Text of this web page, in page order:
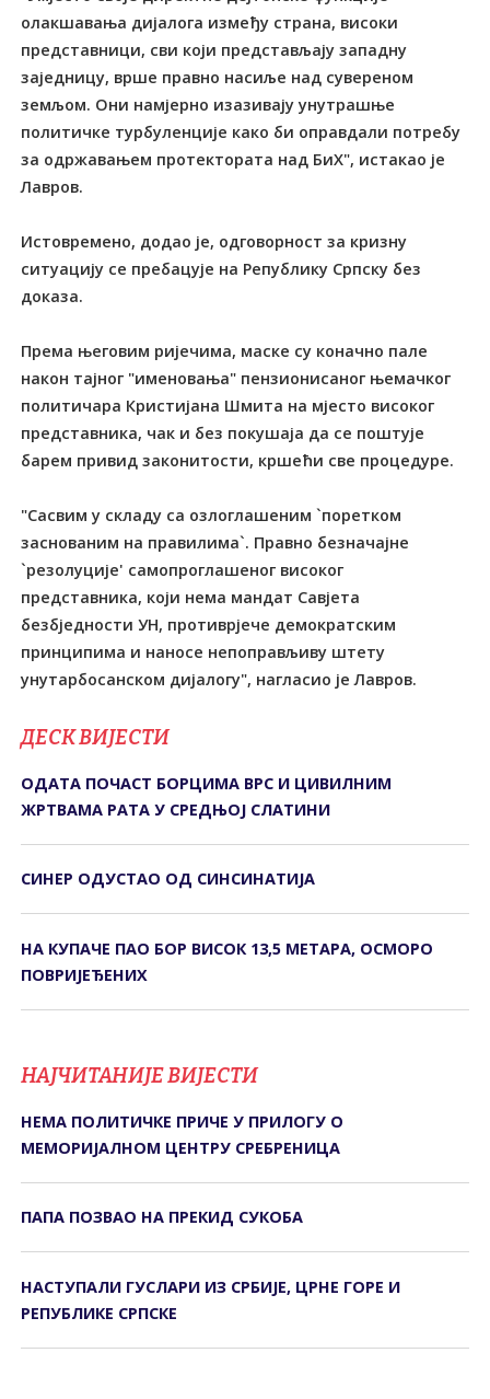
олакшавања дијалога између страна, високи
представници, сви који представљају западну
заједницу, врше правно насиље над сувереном
земљом. Они намјерно изазивају унутрашње
политичке турбуленције како би оправдали потребу
за одржавањем протектората над БиХ", истакао је
Лавров.
Истовремено, додао је, одговорност за кризну
ситуацију се пребацује на Републику Српску без
доказа.
Према његовим ријечима, маске су коначно пале
након тајног "именовања" пензионисаног њемачког
политичара Кристијана Шмита на мјесто високог
представника, чак и без покушаја да се поштује
барем привид законитости, кршећи све процедуре.
"Сасвим у складу са озлоглашеним `поретком
заснованим на правилима`. Правно безначајне
`резолуције' самопроглашеног високог
представника, који нема мандат Савјета
безбједности УН, противрјече демократским
принципима и наносе непоправљиву штету
унутарбосанском дијалогу", нагласио је Лавров.
ДЕСК ВИЈЕСТИ
ОДАTА ПОЧАСT БОРЦИМА ВРС И ЦИВИЛНИМ
ЖРTВАМА РАTА У СРЕДЊОЈ СЛАTИНИ
СИНЕР ОДУСТАО ОД СИНСИНАТИЈА
НА КУПАЧЕ ПАО БОР ВИСОК 13,5 МЕТАРА, ОСМОРО
ПОВРИЈЕЂЕНИХ
НАЈЧИТАНИЈЕ ВИЈЕСТИ
НЕМА ПОЛИТИЧКЕ ПРИЧЕ У ПРИЛОГУ О
МЕМОРИЈАЛНОМ ЦЕНТРУ СРЕБРЕНИЦА
ПАПА ПОЗВАО НА ПРЕКИД СУКОБА
НАСТУПАЛИ ГУСЛАРИ ИЗ СРБИЈЕ, ЦРНЕ ГОРЕ И
РЕПУБЛИКЕ СРПСКЕ